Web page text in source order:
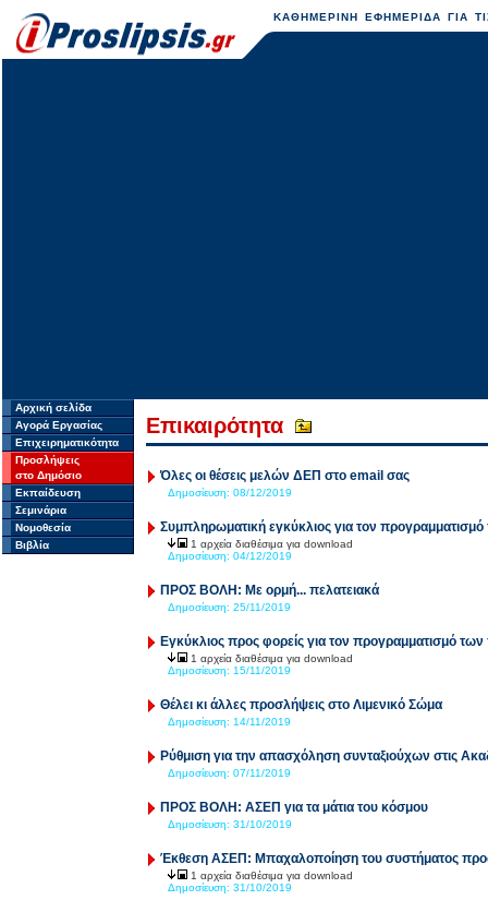
ΚΑΘΗΜΕΡΙΝΗ ΕΦΗΜΕΡΙΔΑ ΓΙΑ
Αρχική σελίδα
Αγορά Εργασίας
Επιχειρηματικότητα
Προσλήψεις
στο Δημόσιο
Εκπαίδευση
Σεμινάρια
Νομοθεσία
Βιβλία
Επικαιρότητα
Όλες οι θέσεις μελών ΔΕΠ στο email σας
Δημοσίευση: 08/12/2019
Συμπληρωματική εγκύκλιος για τον
1 αρχεία διαθέσιμα για download
Δημοσίευση: 04/12/2019
ΠΡΟΣ ΒΟΛΗ: Με ορμή... πελατειακά
Δημοσίευση: 25/11/2019
Εγκύκλιος προς φορείς για τον προγραμματισμό
1 αρχεία διαθέσιμα για download
Δημοσίευση: 15/11/2019
Θέλει κι άλλες προσλήψεις στο Λιμενικό Σώμα
Δημοσίευση: 14/11/2019
Ρύθμιση για την απασχόληση συνταξιούχων στις
Δημοσίευση: 07/11/2019
ΠΡΟΣ ΒΟΛΗ: ΑΣΕΠ για τα μάτια του κόσμου
Δημοσίευση: 31/10/2019
Έκθεση ΑΣΕΠ: Μπαχαλοποίηση του συστήματος
1 αρχεία διαθέσιμα για download
Δημοσίευση: 31/10/2019